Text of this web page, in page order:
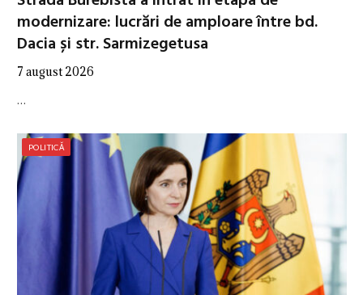
modernizare: lucrări de amploare între bd.
Dacia și str. Sarmizegetusa
7 august 2026
…
POLITICĂ